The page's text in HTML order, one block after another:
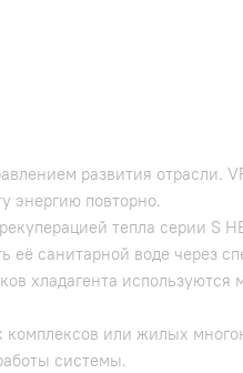
развития отрасли.
энергию повторно.
тепла серии S
её санитарной воде через
хладагента используются
комплексов или жилых
системы.